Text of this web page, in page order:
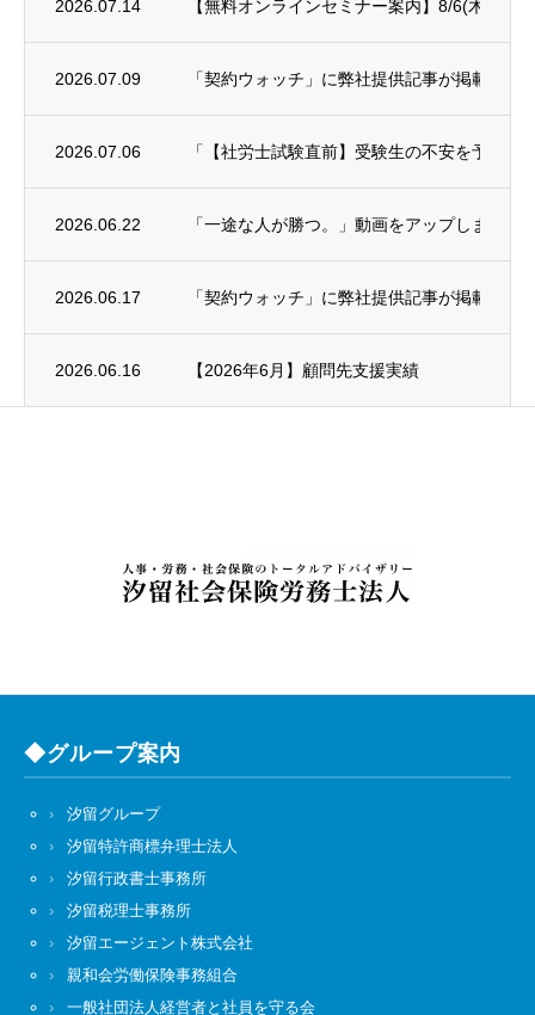
2026.07.14 【無料オンラインセミナー案内】8/6(木)年
2026.07.09 「契約ウォッチ」に弊社提供記事が掲載され
2026.07.06 「【社労士試験直前】受験生の不安を予備
2026.06.22 「一途な人が勝つ。」動画をアップしました
2026.06.17 「契約ウォッチ」に弊社提供記事が掲載され
2026.06.16 【2026年6月】顧問先支援実績
◆グループ案内
汐留グループ
汐留特許商標弁理士法人
汐留行政書士事務所
汐留税理士事務所
汐留エージェント株式会社
親和会労働保険事務組合
一般社団法人経営者と社員を守る会